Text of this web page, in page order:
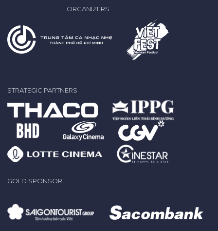
ORGANIZERS
STRATEGIC PARTNERS
GOLD SPONSOR